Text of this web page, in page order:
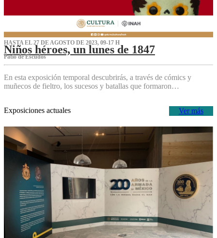
HASTA EL 27 DE AGOSTO DE 2023, 09-17 H
Niños héroes, un lunes de 1847
Patio de Escudos
En esta exposición temporal descubrirás, a través de cómics y
muñecos de fieltro, los sucesos y batallas que formaron…
Ver más
Exposiciones actuales